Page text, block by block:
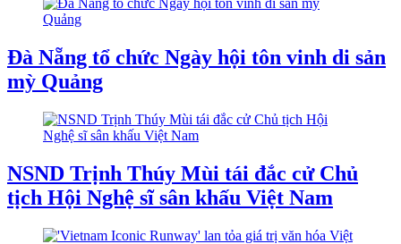
Đà Nẵng tổ chức Ngày hội tôn vinh di sản
mỳ Quảng
NSND Trịnh Thúy Mùi tái đắc cử Chủ
tịch Hội Nghệ sĩ sân khấu Việt Nam